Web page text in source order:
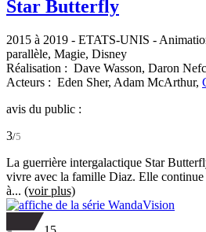
Star Butterfly
2015 à 2019 - ETATS-UNIS -
parallèle, Magie, Disney
Réalisation : Dave Wasson, Daron
Acteurs : Eden Sher, Adam McArthur,
avis du public :
3/5
La guerrière intergalactique Star
vivre avec la famille Diaz. Elle continue
à... (voir plus)